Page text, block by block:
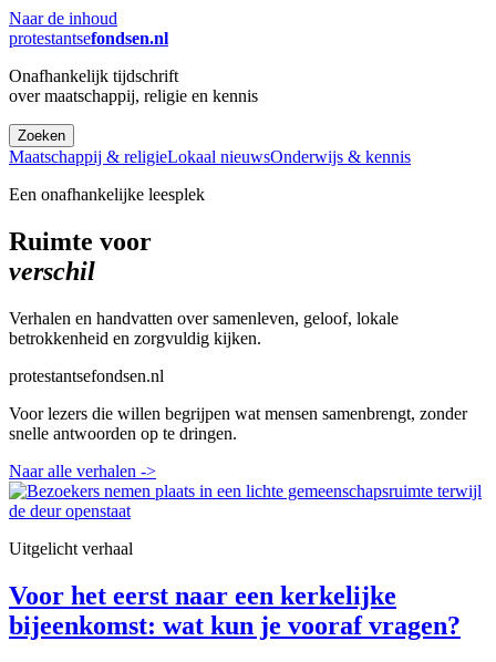
Naar de inhoud
protestantsefondsen.nl
Onafhankelijk tijdschrift
over maatschappij, religie en kennis
Zoeken
Maatschappij & religieLokaal nieuwsOnderwijs & kennis
Een onafhankelijke leesplek
Ruimte voor
verschil
Verhalen en handvatten over samenleven, geloof, lokale
betrokkenheid en zorgvuldig kijken.
protestantsefondsen.nl
Voor lezers die willen begrijpen wat mensen samenbrengt, zonder
snelle antwoorden op te dringen.
Naar alle verhalen ->
Uitgelicht verhaal
Voor het eerst naar een kerkelijke
bijeenkomst: wat kun je vooraf vragen?